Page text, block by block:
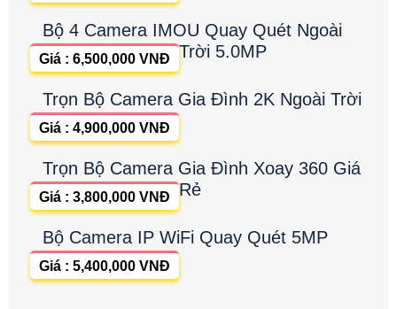
Bộ 4 Camera IMOU Quay Quét Ngoài
Trời 5.0MP
Giá : 6,500,000 VNĐ
Trọn Bộ Camera Gia Đình 2K Ngoài Trời
Giá : 4,900,000 VNĐ
Trọn Bộ Camera Gia Đình Xoay 360 Giá
Rẻ
Giá : 3,800,000 VNĐ
Bộ Camera IP WiFi Quay Quét 5MP
Giá : 5,400,000 VNĐ